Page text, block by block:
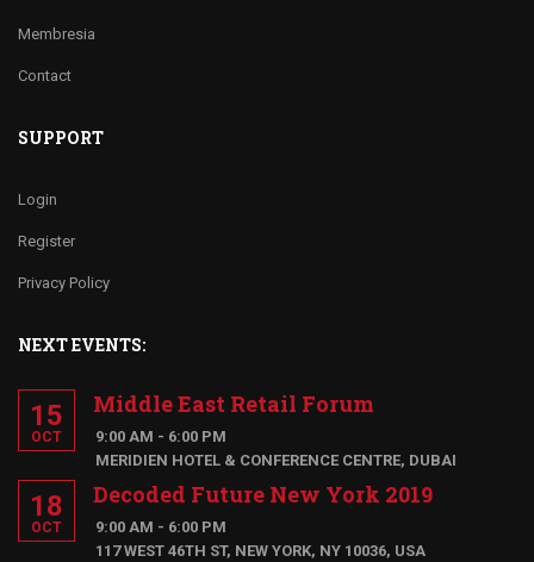
Membresia
Contact
SUPPORT
Login
Register
Privacy Policy
NEXT EVENTS:
15
OCT
Middle East Retail Forum
9:00 AM - 6:00 PM
MERIDIEN HOTEL & CONFERENCE CENTRE, DUBAI
18
OCT
Decoded Future New York 2019
9:00 AM - 6:00 PM
117 WEST 46TH ST, NEW YORK, NY 10036, USA